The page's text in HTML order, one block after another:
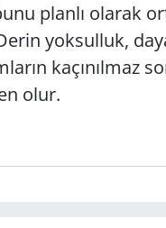
planlı olarak
yoksulluk,
kaçınılmaz
olur.